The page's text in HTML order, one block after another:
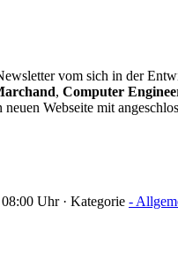
vom sich in der
, Computer
Webseite mit
Uhr · Kategorie -